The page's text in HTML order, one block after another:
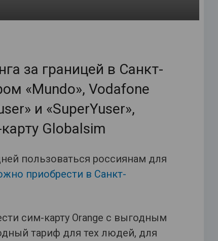
за границей в Санкт-
«Mundo», Vodafone
и «SuperYuser»,
Globalsim
пользоваться россиянам для
приобрести в Санкт-
сим-карту Orange с выгодным
тариф для тех людей, для